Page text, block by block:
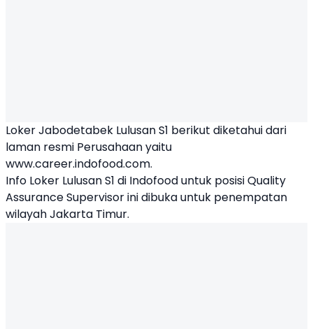
Loker Jabodetabek Lulusan S1 berikut diketahui dari
laman resmi Perusahaan yaitu
www.career.indofood.com.
Info Loker Lulusan S1 di Indofood untuk posisi Quality
Assurance Supervisor ini dibuka untuk penempatan
wilayah Jakarta Timur.